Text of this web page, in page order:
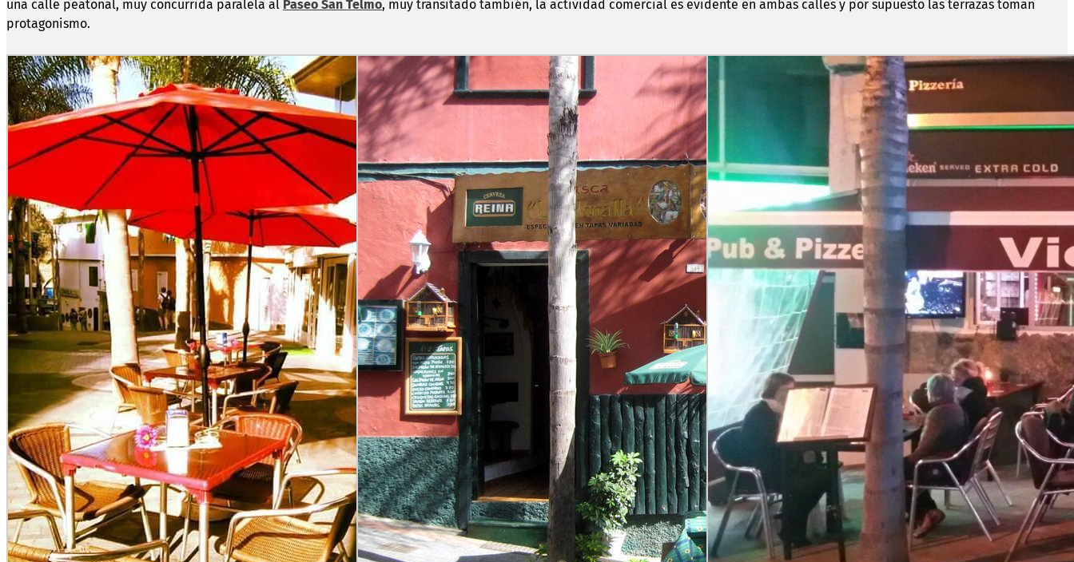
una calle peatonal, muy concurrida paralela al Paseo San Telmo, muy transitado también, la actividad comercial es evidente en ambas calles y por supuesto las terrazas toman
protagonismo.